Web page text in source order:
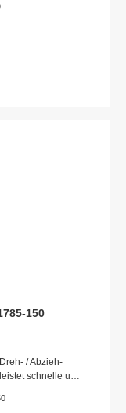
150
/ Abzieh-
schnelle und
und thermo-